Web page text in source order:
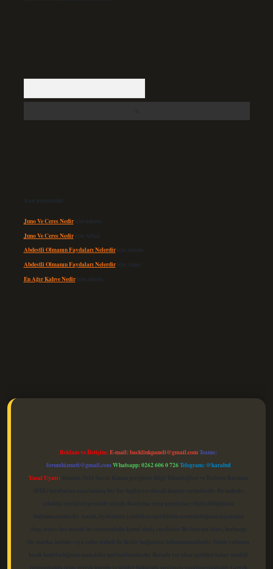
Son yorumlar
Juno Ve Ceres Nediriçin admin
Juno Ve Ceres Nediriçin Altan
Abdestli Olmanın Faydaları Nelerdiriçin admin
Abdestli Olmanın Faydaları Nelerdiriçin Alper
En Ağır Kahve Nediriçin admin
Reklam ve İletişim:E-mail:backlinkpaneli@gmail.comTeams:
forumhizmeti@gmail.comWhatsapp: 0262 606 0 726Telegram: @karabul
Yasal Uyarı: